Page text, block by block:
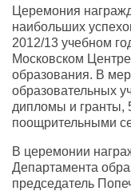
Церемония
наибольших
2012/13 учебном
Московском
образования. В
образовательных
дипломы и гранты,
поощрительными
В церемонии
Департамента
председатель